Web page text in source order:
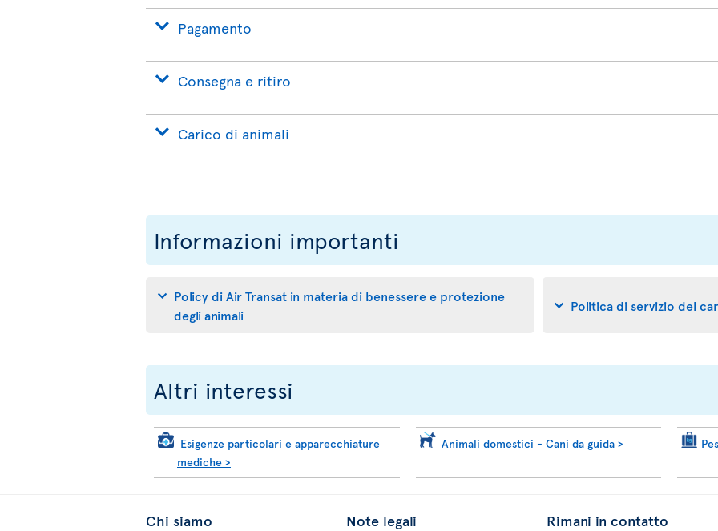
Pagamento
Consegna e ritiro
Carico di animali
Informazioni importanti
Policy di Air Transat in materia di benessere e protezione
degli animali
Politica di servizio del
Altri interessi
Esigenze particolari e apparecchiature
mediche >
Animali domestici - Cani da guida >
Chi siamo Note legali Rimani in contatto